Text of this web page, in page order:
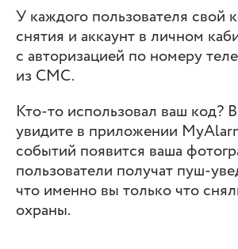
У каждого пользователя свой
снятия и аккаунт в личном
с авторизацией по номеру
из СМС.
Кто-то использовал ваш код?
увидите в приложении
событий появится ваша
пользователи получат пуш-
что именно вы только что
охраны.